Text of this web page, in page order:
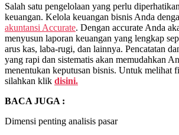
Salah satu pengelolaan yang perlu
keuangan. Kelola keuangan bisnis Anda
akuntansi Accurate. Dengan accurate Anda
menyusun laporan keuangan yang lengkap
arus kas, laba-rugi, dan lainnya. Pencatatan
yang rapi dan sistematis akan memudahkan
menentukan keputusan bisnis. Untuk melihat
silahkan klik disini.
BACA JUGA :
Dimensi penting analisis pasar